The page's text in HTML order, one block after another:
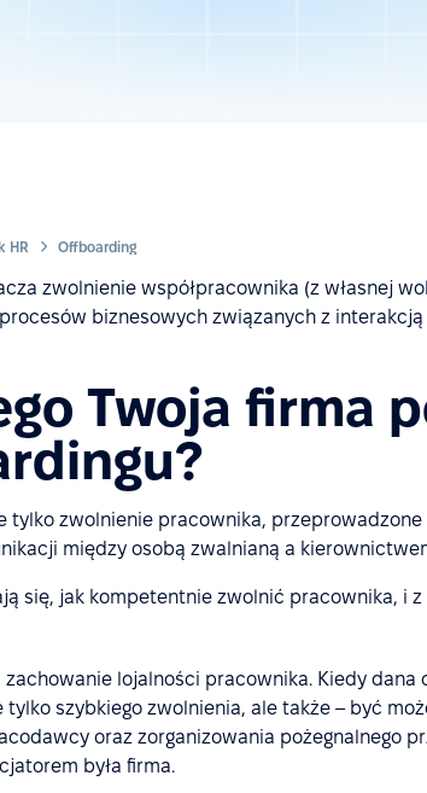
HR Offboarding
zwolnienie współpracownika (z własnej
biznesowych związanych z
Twoja firma
tylko zwolnienie pracownika, przeprowadzone
między osobą zwalnianą a
się, jak kompetentnie zwolnić pracownika, i
zachowanie lojalności pracownika. Kiedy dana
tylko szybkiego zwolnienia, ale także – być
oraz zorganizowania pożegnalnego
była firma.